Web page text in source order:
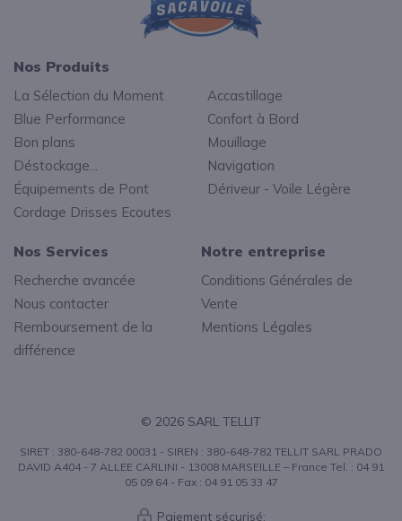
Nos Services
Recherche avancée
Nous contacter
Remboursement de la
différence
Notre entreprise
Conditions Générales de
Vente
Mentions Légales
Nos Produits
La Sélection du Moment
Blue Performance
Bon plans
Déstockage...
Équipements de Pont
Cordage Drisses Ecoutes
Accastillage
Confort à Bord
Mouillage
Navigation
Dériveur - Voile Légère
© 2026 SARL TELLIT
SIRET : 380-648-782 00031 - SIREN : 380-648-782 TELLIT SARL PRADO
DAVID A404 - 7 ALLEE CARLINI - 13008 MARSEILLE – France Tel. : 04 91
05 09 64 - Fax : 04 91 05 33 47
Paiement sécurisé: